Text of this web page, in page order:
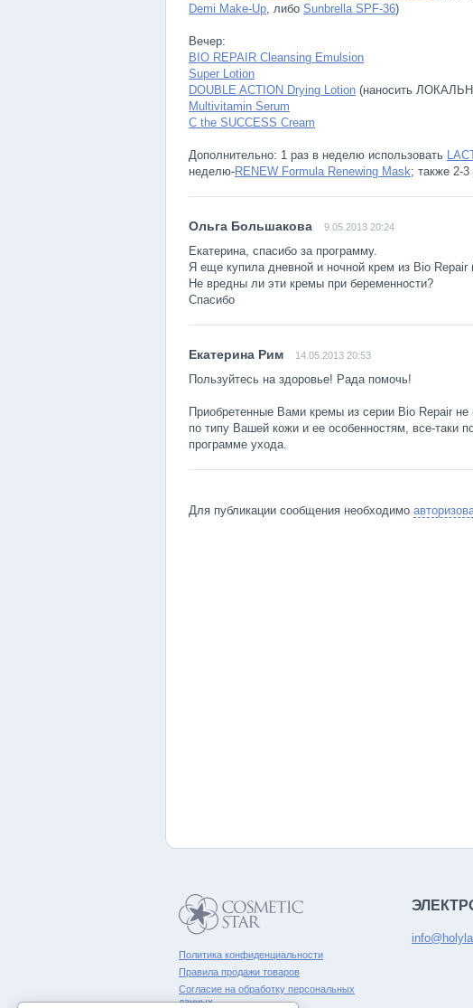
Demi Make-Up, либо Sunbrella SPF-36)
Вечер:
BIO REPAIR Cleansing Emulsion
Super Lotion
DOUBLE ACTION Drying Lotion (наносить
Multivitamin Serum
C the SUCCESS Cream
Дополнительно: 1 раз в неделю использовать
неделю-RENEW Formula Renewing Mask; также 2-
9.05.2013 20:24
Екатерина, спасибо за программу.
Я еще купила дневной и ночной крем из Bio Repair
Не вредны ли эти кремы при беременности?
Спасибо
14.05.2013 20:53
Пользуйтесь на здоровье! Рада помочь!
Приобретенные Вами кремы из серии Bio Repair
по типу Вашей кожи и ее особенностям, все-таки
программе ухода.
Для публикации сообщения необходимо
Политика конфиденциальности
Правила продажи товаров
Согласие на обработку персональных
данных